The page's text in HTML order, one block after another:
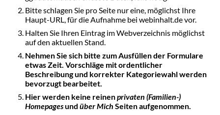
Bitte schlagen Sie pro Seite nur eine, möglichst Ihre
Haupt-URL, für die Aufnahme bei webinhalt.de vor.
Halten Sie Ihren Eintrag im Webverzeichnis möglichst
auf den aktuellen Stand.
Nehmen Sie sich bitte zum Ausfüllen der Formulare
etwas Zeit. Vorschläge mit ordentlicher
Beschreibung und korrekter Kategoriewahl werden
bevorzugt bearbeitet.
Hier werden keine reinenprivaten (Familien-)
Homepagesund über Mich Seiten aufgenommen.